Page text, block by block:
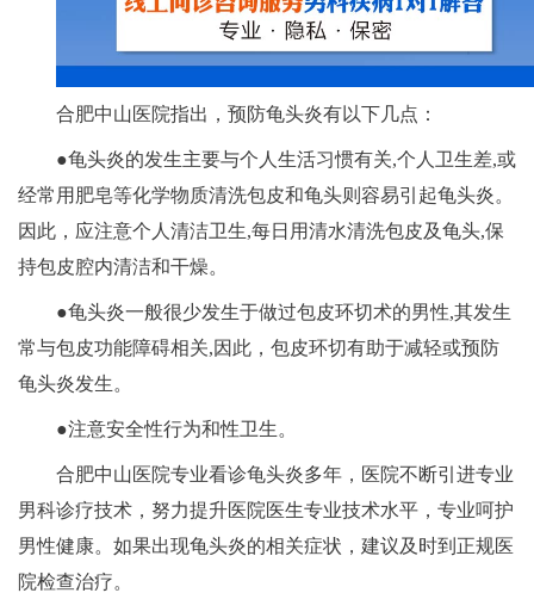
合肥中山医院指出，预防龟头炎有以下几点：
●龟头炎的发生主要与个人生活习惯有关,个人卫生差,或
经常用肥皂等化学物质清洗包皮和龟头则容易引起龟头炎。
因此，应注意个人清洁卫生,每日用清水清洗包皮及龟头,保
持包皮腔内清洁和干燥。
●龟头炎一般很少发生于做过包皮环切术的男性,其发生
常与包皮功能障碍相关,因此，包皮环切有助于减轻或预防
龟头炎发生。
●注意安全性行为和性卫生。
合肥中山医院专业看诊龟头炎多年，医院不断引进专业
男科诊疗技术，努力提升医院医生专业技术水平，专业呵护
男性健康。如果出现龟头炎的相关症状，建议及时到正规医
院检查治疗。